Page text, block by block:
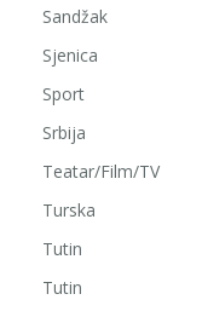
Sandžak
Sjenica
Sport
Srbija
Teatar/Film/TV
Turska
Tutin
Tutin